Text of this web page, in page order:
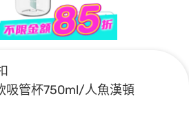
吸管杯750ml/人魚漢頓